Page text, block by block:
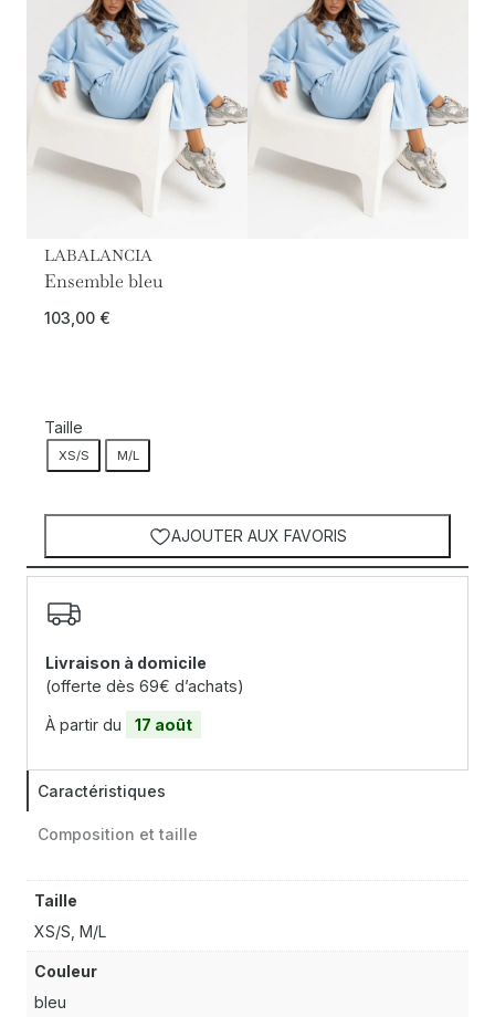
LABALANCIA
Ensemble bleu
103,00 €
Taille
XS/S M/L
AJOUTER AUX FAVORIS
Livraison à domicile
(offerte dès 69€ d’achats)
À partir du 17 août
Caractéristiques
Composition et taille
Taille
XS/S, M/L
Couleur
bleu